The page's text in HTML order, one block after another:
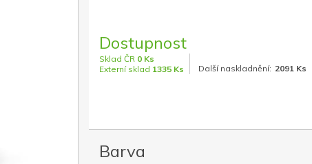
Dostupnost
Sklad ČR 0 Ks
Externí sklad 1335 Ks Další naskladnění: 2091 Ks
Barva